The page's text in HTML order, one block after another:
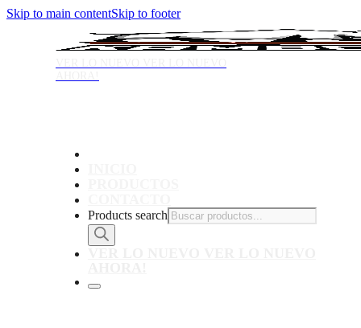
Skip to main contentSkip to footer
Products search